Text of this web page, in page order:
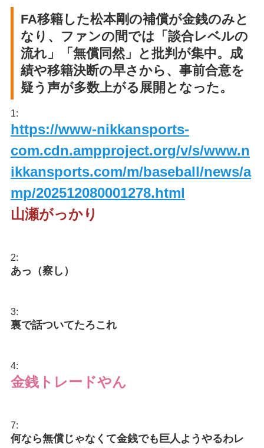
FA移籍した松本剛の補償が金銭のみと
なり、ファンの間では「談合レベルの
流れ」「無償同然」と批判が集中。成
績や移籍決断の早さから、事前合意を
疑う声が多数上がる展開となった。
1:
https://www-nikkansports-
com.cdn.ampproject.org/v/s/www.n
ikkansports.com/m/baseball/news/a
mp/202512080001278.html
山瀬がっかり
2:
あっ（察し）
3:
裏で話ついてたろこれ
4:
金銭トレードやん
7:
何なら無償じゃなくて金銭でも巨人ようやるわレ